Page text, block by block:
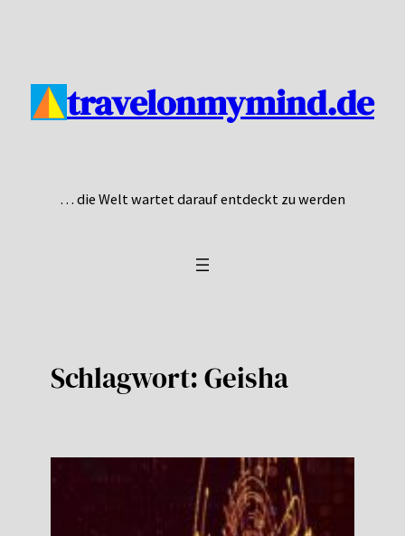
travelonmymind.de
… die Welt wartet darauf entdeckt zu werden
Schlagwort:Geisha